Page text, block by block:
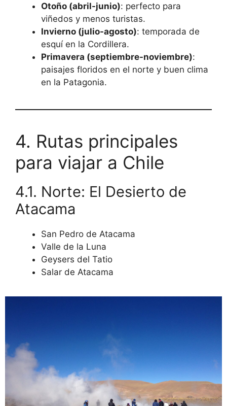
Otoño (abril-junio): perfecto para
viñedos y menos turistas.
Invierno (julio-agosto): temporada de
esquí en la Cordillera.
Primavera (septiembre-noviembre):
paisajes floridos en el norte y buen clima
en la Patagonia.
4. Rutas principales
para viajar a Chile
4.1. Norte: El Desierto de
Atacama
San Pedro de Atacama
Valle de la Luna
Geysers del Tatio
Salar de Atacama